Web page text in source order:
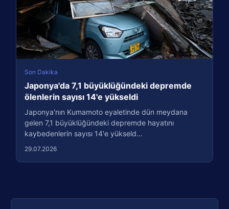
Son Dakika
Japonya'da 7,1 büyüklüğündeki depremde
ölenlerin sayısı 14'e yükseldi
Japonya'nın Kumamoto eyaletinde dün meydana
gelen 7,1 büyüklüğündeki depremde hayatını
kaybedenlerin sayısı 14'e yükseld...
29.07.2026